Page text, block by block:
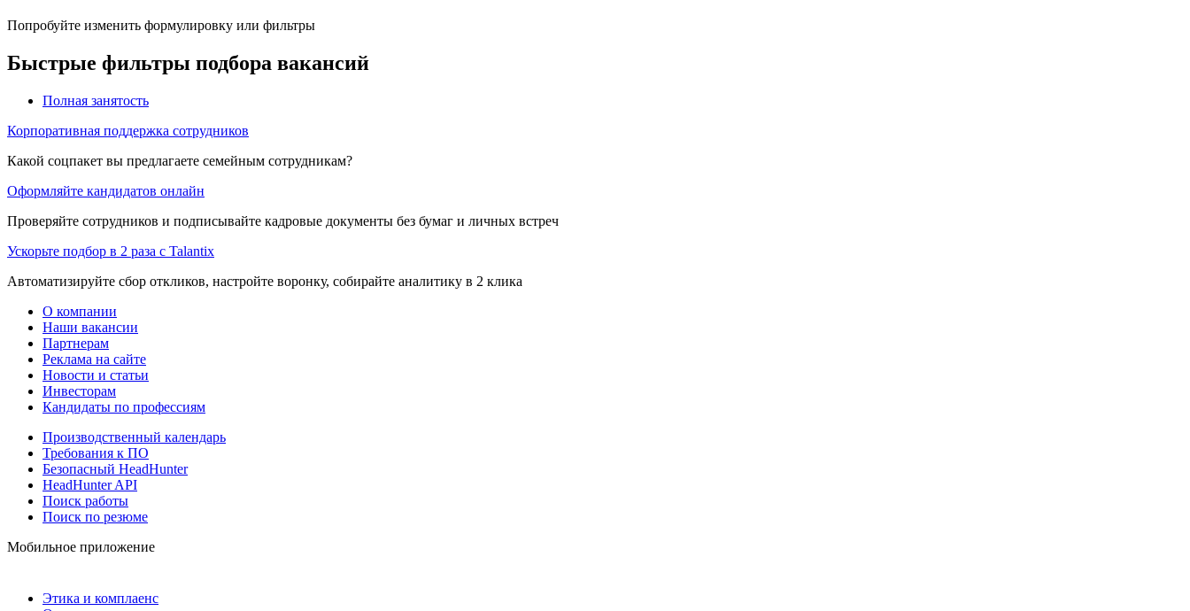
Попробуйте изменить формулировку или фильтры
Быстрые фильтры подбора вакансий
Полная занятость
Корпоративная поддержка сотрудников
Какой соцпакет вы предлагаете семейным сотрудникам?
Оформляйте кандидатов онлайн
Проверяйте сотрудников и подписывайте кадровые документы без бумаг и личных встреч
Ускорьте подбор в 2 раза с Talantix
Автоматизируйте сбор откликов, настройте воронку, собирайте аналитику в 2 клика
О компании
Наши вакансии
Партнерам
Реклама на сайте
Новости и статьи
Инвесторам
Кандидаты по профессиям
Производственный календарь
Требования к ПО
Безопасный HeadHunter
HeadHunter API
Поиск работы
Поиск по резюме
Мобильное приложение
Этика и комплаенс